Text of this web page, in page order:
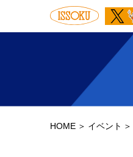
HOME イベント